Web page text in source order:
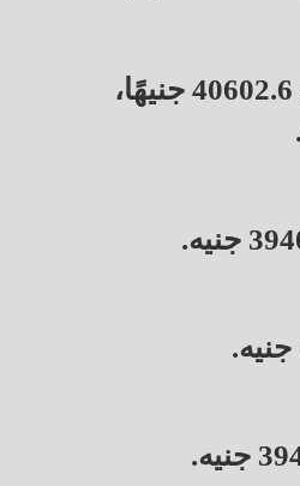
سعر طن حديد عز: 40602.6 جنيهًا،